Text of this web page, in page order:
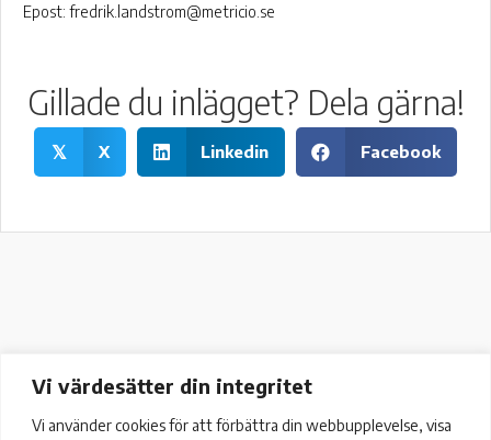
Vi värdesätter din integritet
Vi använder cookies för att förbättra din webbupplevelse, visa
Epost: fredrik.landstrom@metricio.se
Gillade du inlägget? Dela gärna!
𝕏 X Linkedin Facebook